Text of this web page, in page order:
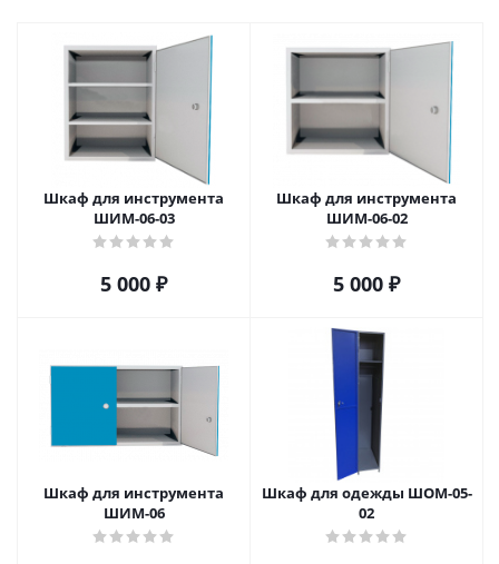
Шкаф для инструмента
ШИМ-06-03
5 000 ₽
Шкаф для инструмента
ШИМ-06-02
5 000 ₽
Шкаф для инструмента
ШИМ-06
Шкаф для одежды ШОМ-05-
02